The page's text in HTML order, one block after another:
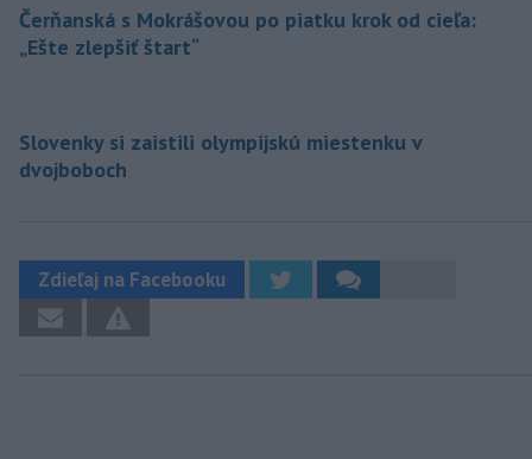
Čerňanská s Mokrášovou po piatku krok od cieľa:
„Ešte zlepšiť štart“
Slovenky si zaistili olympijskú miestenku v
dvojboboch
Zdieľaj na Facebooku